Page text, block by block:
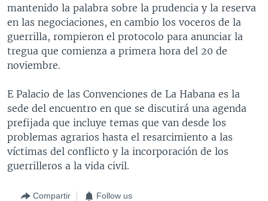
mantenido la palabra sobre la prudencia y la reserva
en las negociaciones, en cambio los voceros de la
guerrilla, rompieron el protocolo para anunciar la
tregua que comienza a primera hora del 20 de
noviembre.
E Palacio de las Convenciones de La Habana es la
sede del encuentro en que se discutirá una agenda
prefijada que incluye temas que van desde los
problemas agrarios hasta el resarcimiento a las
víctimas del conflicto y la incorporación de los
guerrilleros a la vida civil.
Compartir Follow us